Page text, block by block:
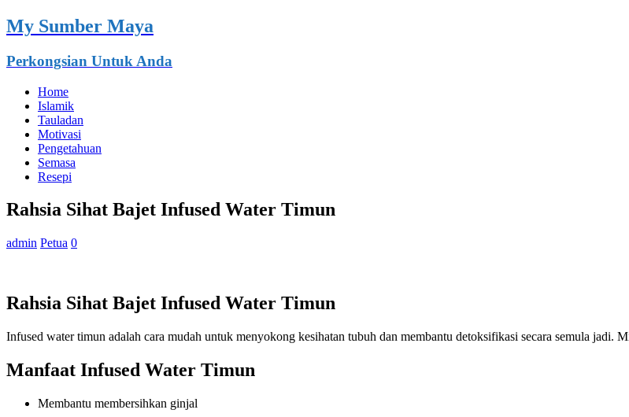
My Sumber Maya
Perkongsian Untuk Anda
Home
Islamik
Tauladan
Motivasi
Pengetahuan
Semasa
Resepi
Rahsia Sihat Bajet Infused Water Timun
admin Petua 0
Rahsia Sihat Bajet Infused Water Timun
Infused water timun adalah cara mudah untuk menyokong kesihatan tubuh dan membantu detoksifikasi secara semula jadi.
Manfaat Infused Water Timun
Membantu membersihkan ginjal